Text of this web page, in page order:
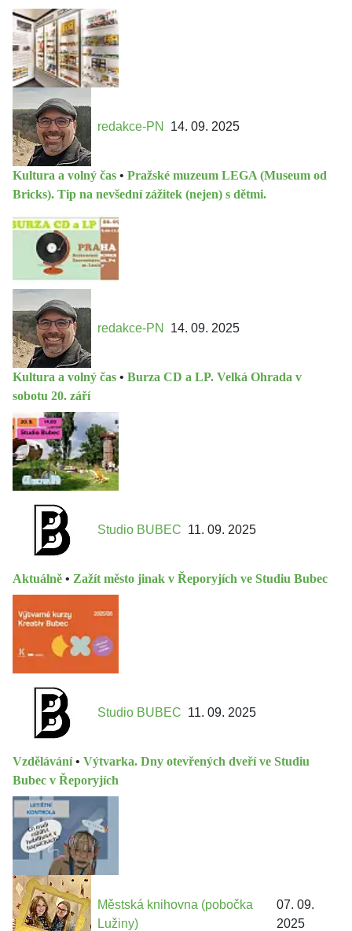
redakce-PN 14. 09. 2025
Kultura a volný čas • Pražské muzeum LEGA (Museum od
Bricks). Tip na nevšední zážitek (nejen) s dětmi.
redakce-PN 14. 09. 2025
Kultura a volný čas • Burza CD a LP. Velká Ohrada v
sobotu 20. září
Studio BUBEC 11. 09. 2025
Aktuálně • Zažít město jinak v Řeporyjích ve Studiu Bubec
Studio BUBEC 11. 09. 2025
Vzdělávání • Výtvarka. Dny otevřených dveří ve Studiu
Bubec v Řeporyjích
Městská knihovna (pobočka
Lužiny)
07. 09.
2025